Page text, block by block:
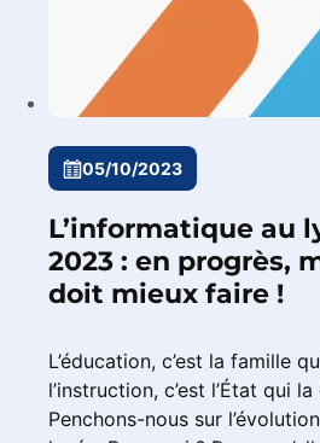
05/10/2023
L’informatique au
2023 : en progrès,
doit mieux faire !
L’éducation, c’est la famille
l’instruction, c’est l’État qui
Penchons-nous sur